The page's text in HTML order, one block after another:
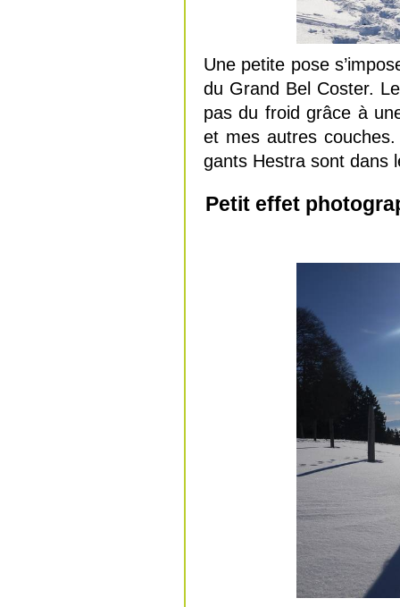
Une petite pose
du Grand Bel Coster.
pas du froid grâce à
et mes autres
gants Hestra sont dans
Petit effet